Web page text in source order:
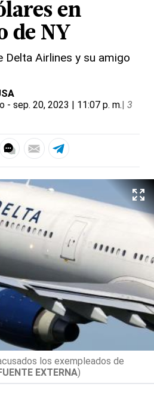
en
de NY
Delta Airlines y su amigo
- sep. 20, 2023 | 11:07 p. m.| 3
los exempleados de
EXTERNA)